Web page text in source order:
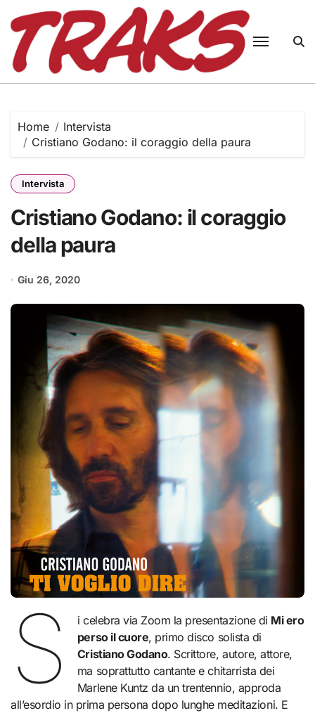
content
Home
Intervista
Cristiano Godano: il coraggio della paura
Intervista
Cristiano Godano: il coraggio
della paura
Giu 26, 2020
S i celebra via Zoom la presentazione di Mi ero
perso il cuore, primo disco solista di
Cristiano Godano. Scrittore, autore, attore,
ma soprattutto cantante e chitarrista dei
Marlene Kuntz da un trentennio, approda
all’esordio in prima persona dopo lunghe meditazioni. E